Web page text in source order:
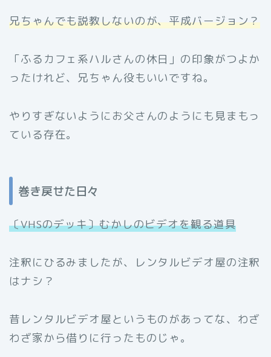
兄ちゃんでも説教しないのが、平成バージョン？
「ふるカフェ系ハルさんの休日」の印象がつよか
ったけれど、兄ちゃん役もいいですね。
やりすぎないようにお父さんのようにも見まもっ
ている存在。
巻き戻せた日々
〔VHSのデッキ〕むかしのビデオを観る道具
注釈にひるみましたが、レンタルビデオ屋の注釈
はナシ？
昔レンタルビデオ屋というものがあってな、わざ
わざ家から借りに行ったものじゃ。